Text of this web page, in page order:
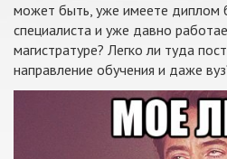
может быть, уже имеете диплом
специалиста и уже давно
магистратуре? Легко ли туда
направление обучения и даже